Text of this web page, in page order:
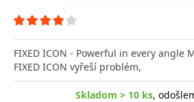
FIXED ICON - Powerful in every angle
FIXED ICON vyřeší problém,
Skladom > 10 ks,